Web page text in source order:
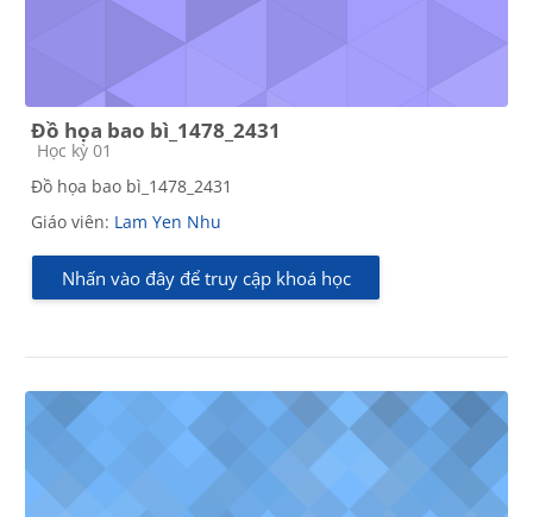
Đồ họa bao bì_1478_2431
Các loại khóa học
Học kỳ 01
Đồ họa bao bì_1478_2431
Giáo viên: Lam Yen Nhu
Nhấn vào đây để truy cập khoá học